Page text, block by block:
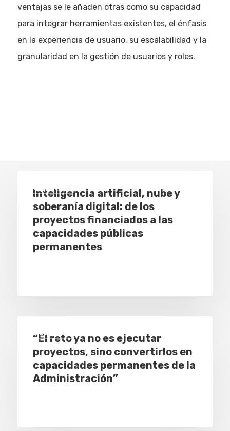
ventajas se le añaden otras como su capacidad
para integrar herramientas existentes, el énfasis
en la experiencia de usuario, su escalabilidad y la
granularidad en la gestión de usuarios y roles.
Especial
Inteligencia artificial, nube y
soberanía digital: de los
proyectos financiados a las
capacidades públicas
permanentes
Especial
“El reto ya no es ejecutar
proyectos, sino convertirlos en
capacidades permanentes de la
Administración”